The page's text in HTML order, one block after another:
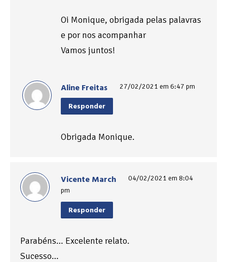
Oi Monique, obrigada pelas palavras
e por nos acompanhar
Vamos juntos!
Aline Freitas 27/02/2021 em 6:47 pm
Responder
Obrigada Monique.
Vicente March
04/02/2021 em 8:04
pm
Responder
Parabéns… Excelente relato.
Sucesso…